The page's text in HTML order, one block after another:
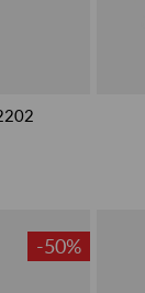
-50%